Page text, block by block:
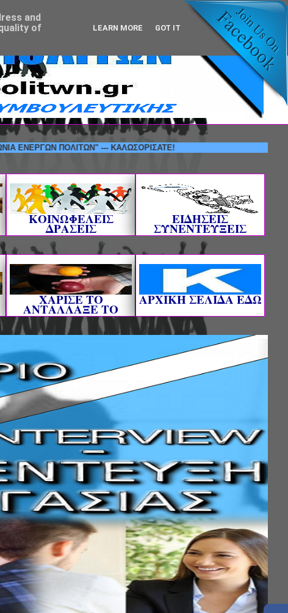
ΠΟΛΙΤΩΝ" --- ΚΑΛΩΣΟΡΙΣΑΤΕ!
ΚΟΙΝΩΦΕΛΕΙΣ
ΔΡΑΣΕΙΣ
ΕΙΔΗΣΕΙΣ
ΣΥΝΕΝΤΕΥΞΕΙΣ
ΧΑΡΙΣΕ ΤΟ
ΑΝΤΑΛΛΑΞΕ ΤΟ
AΡΧΙΚΗ ΣΕΛΙΔΑ ΕΔΩ
and
of
LEARN MORE GOT IT